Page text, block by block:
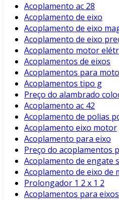
Acoplamento ac 28
Acoplamento de eixo
Acoplamento de eixo
Acoplamento de eixo
Acoplamento motor
Acoplamentos de eixos
Acoplamentos para
Acoplamentos tipo g
Preço do alambrado
Acoplamento ac 42
Acoplamento de polias
Acoplamento eixo motor
Acoplamento para eixo
Preço do acoplamentos
Acoplamento de engate
Acoplamento de eixo de
Prolongador 1 2 x 1 2
Acoplamentos para eixos